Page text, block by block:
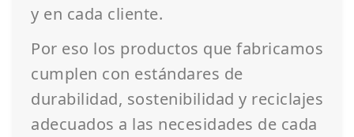
y en cada cliente.
Por eso los productos que fabricamos
cumplen con estándares de
durabilidad, sostenibilidad y reciclajes
adecuados a las necesidades de cada